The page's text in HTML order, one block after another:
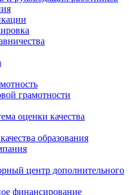
грамотности
оценки качества
образования
центр дополнительного
финансирование